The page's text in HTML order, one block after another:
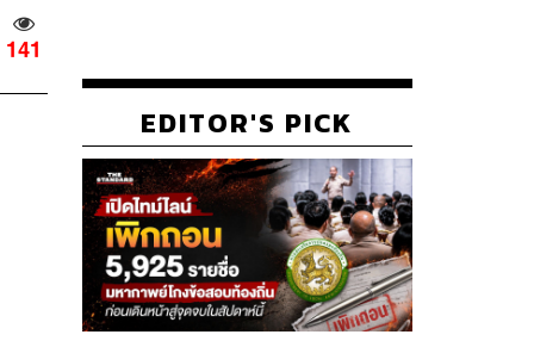
141
EDITOR'S PICK